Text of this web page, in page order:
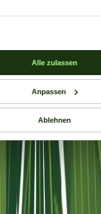
Alle zulassen
Anpassen
Ablehnen